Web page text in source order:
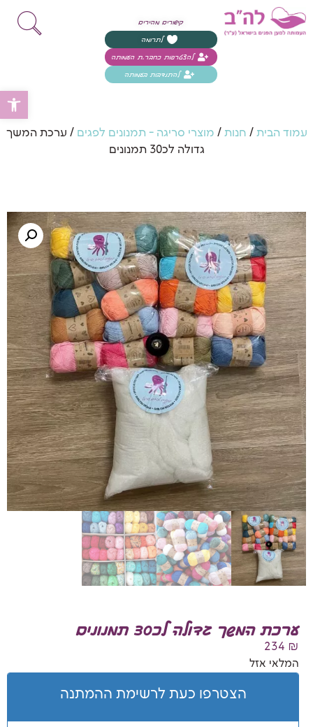
קישורים מהירים
לתרומה
להצטרפות כחבר.ת העמותה
להתנדבות בעמותה
עמוד הבית / חנות / מוצרי סריגה - תמנונים לפגים / ערכת המשך
גדולה לכ30 תמנונים
ערכת המשך גדולה לכ30 תמנונים
234 ₪
המלאי אזל
הצטרפו כעת לרשימת ההמתנה